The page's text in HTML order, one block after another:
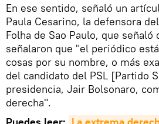
En ese sentido, señaló un
Paula Cesarino, la defensora
Folha de Sao Paulo, que señaló
señalaron que "el periódico
cosas por su nombre, o más
del candidato del PSL [Partido
presidencia, Jair Bolsonaro,
derecha".